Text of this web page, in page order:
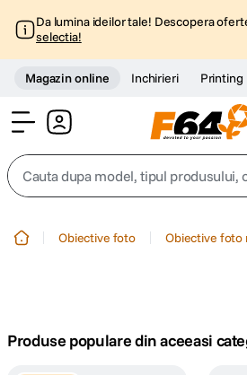
Da lumina ideilor tale! Descopera
selectia!
Magazin online Inchirieri Printing
Cauta dupa model, tipul produsului,
trepied telefon
Obiective foto Obiective foto
Produse populare din aceeasi